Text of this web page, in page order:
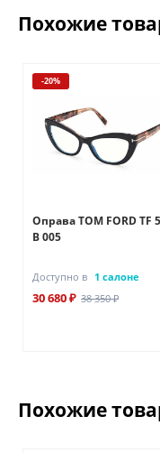
Похожие
-20%
Оправа TOM FORD TF
B 005
Доступно в 1 салоне
30 680 ₽ 38 350 ₽
Похожие